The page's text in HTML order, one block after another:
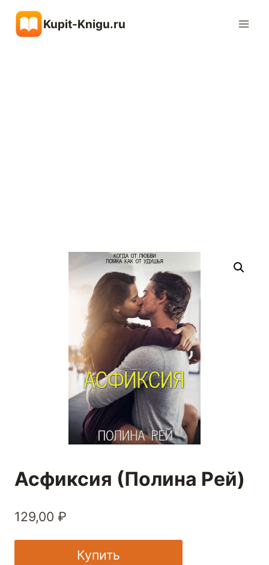
содержимому
Kupit-Knigu.ru
Асфиксия (Полина Рей)
129,00 ₽
Купить